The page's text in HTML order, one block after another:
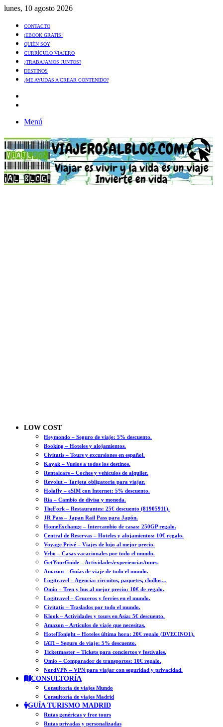
lunes, 10 agosto 2026
CONTACTO
¡EBOOK GRATIS!
QUIÉN SOY
CURRÍCULO VIAJERO
¿TRABAJAMOS JUNTOS?
DESTINOS
¿ME AYUDAS A CREAR CONTENIDO?
Menú
LOW COST
Heymondo – Seguro de viaje: 5% descuento.
Booking – Hoteles y alojamientos.
Civitatis – Tours y excursiones en español.
Kayak – Vuelos a todos los destinos.
Rentalcars – Coches y vehículos de alquiler.
Revolut – Tarjeta obligatoria para viajar.
Holafly – eSIM con Internet: 5% descuento.
Ria – Cambio de divisa y moneda.
TheFork – Restaurantes: 25€ descuento (81905911).
JR Pass – Japan Rail Pass para Japón.
HomeExchange – Intercambio de casas: 250GP regalo.
Central de Reservas – Hoteles y alojamientos: 10€ regalo.
Voyage Privé – Viajes de lujo al mejor precio.
Vrbo – Casas vacacionales por todo el mundo.
GetYourGuide – Actividades/experiencias/tours.
Amazon – Guías de viaje de todo el mundo.
Logitravel – Agencia: circuitos, paquetes, chollos…
Omio – Tren y bus al mejor precio: 10€ de regalo.
Logitravel – Cruceros y ferries en el mundo.
Civitatis – Traslados por todo el mundo.
Klook – Actividades y tours en Asia: 5€ descuento.
Amazon – Artículos de viaje que necesitas.
HotelTonight – Hoteles última hora: 20€ regalo (DVECINO1).
IATI – Seguro de viaje: 5% descuento.
Ticketmaster – Tickets para conciertos y festivales.
Omio – Comparador de transportes: 10€ regalo.
NordVPN – VPN para viajar con seguridad y privacidad.
CONSULTORÍA
Consultoría de viajes Mundo
Consultoría de viajes Madrid
GUÍA TURISMO MADRID
Rutas genéricas y free tours
Rutas privadas y personalizadas